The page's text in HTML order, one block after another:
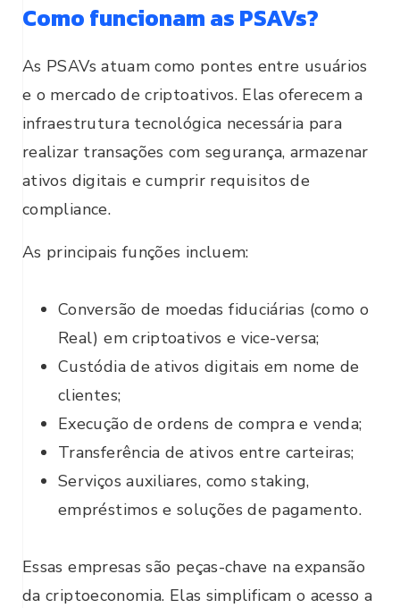
Como funcionam as PSAVs?
As PSAVs atuam como pontes entre usuários
e o mercado de criptoativos. Elas oferecem a
infraestrutura tecnológica necessária para
realizar transações com segurança, armazenar
ativos digitais e cumprir requisitos de
compliance.
As principais funções incluem:
Conversão de moedas fiduciárias (como o
Real) em criptoativos e vice-versa;
Custódia de ativos digitais em nome de
clientes;
Execução de ordens de compra e venda;
Transferência de ativos entre carteiras;
Serviços auxiliares, como staking,
empréstimos e soluções de pagamento.
Essas empresas são peças-chave na expansão
da criptoeconomia. Elas simplificam o acesso a